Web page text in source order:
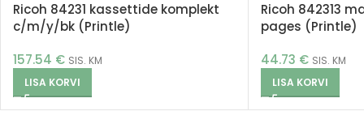
Ricoh 84231 kassettide komplekt
c/m/y/bk (Printle)
157.54 € SIS. KM
LISA KORVI
Ricoh 842313
pages (Printle)
44.73 € SIS. KM
LISA KORVI